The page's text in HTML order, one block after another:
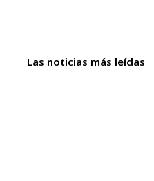
Las noticias más leídas